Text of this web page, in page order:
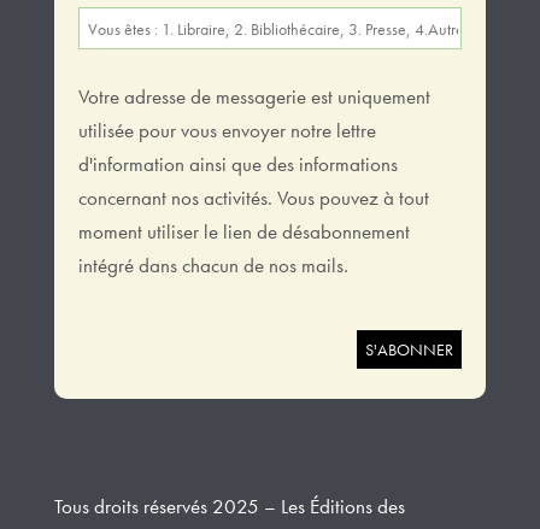
Votre adresse de messagerie est uniquement
utilisée pour vous envoyer notre lettre
d'information ainsi que des informations
concernant nos activités. Vous pouvez à tout
moment utiliser le lien de désabonnement
intégré dans chacun de nos mails.
Tous droits réservés 2025 – Les Éditions des